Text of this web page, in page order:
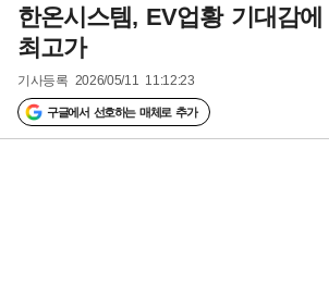
한온시스템, EV업황 기대감
최고가
기사등록 2026/05/11 11:12:23
구글에서 선호하는 매체로 추가